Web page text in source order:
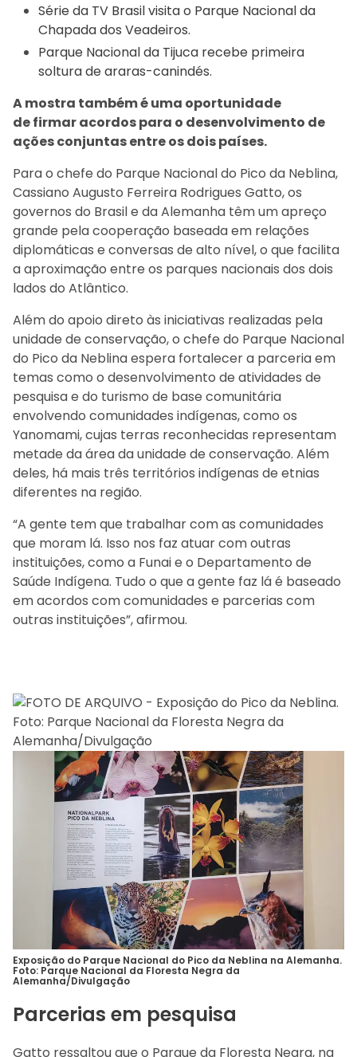
Série da TV Brasil visita o Parque Nacional da
Chapada dos Veadeiros.
Parque Nacional da Tijuca recebe primeira
soltura de araras-canindés.
A mostra também é uma oportunidade
de firmar acordos para o desenvolvimento de
ações conjuntas entre os dois países.
Para o chefe do Parque Nacional do Pico da Neblina,
Cassiano Augusto Ferreira Rodrigues Gatto, os
governos do Brasil e da Alemanha têm um apreço
grande pela cooperação baseada em relações
diplomáticas e conversas de alto nível, o que facilita
a aproximação entre os parques nacionais dos dois
lados do Atlântico.
Além do apoio direto às iniciativas realizadas pela
unidade de conservação, o chefe do Parque Nacional
do Pico da Neblina espera fortalecer a parceria em
temas como o desenvolvimento de atividades de
pesquisa e do turismo de base comunitária
envolvendo comunidades indígenas, como os
Yanomami, cujas terras reconhecidas representam
metade da área da unidade de conservação. Além
deles, há mais três territórios indígenas de etnias
diferentes na região.
“A gente tem que trabalhar com as comunidades
que moram lá. Isso nos faz atuar com outras
instituições, como a Funai e o Departamento de
Saúde Indígena. Tudo o que a gente faz lá é baseado
em acordos com comunidades e parcerias com
outras instituições”, afirmou.
Exposição do Parque Nacional do Pico da Neblina na Alemanha.
Foto: Parque Nacional da Floresta Negra da
Alemanha/Divulgação
Parcerias em pesquisa
Gatto ressaltou que o Parque da Floresta Negra, na